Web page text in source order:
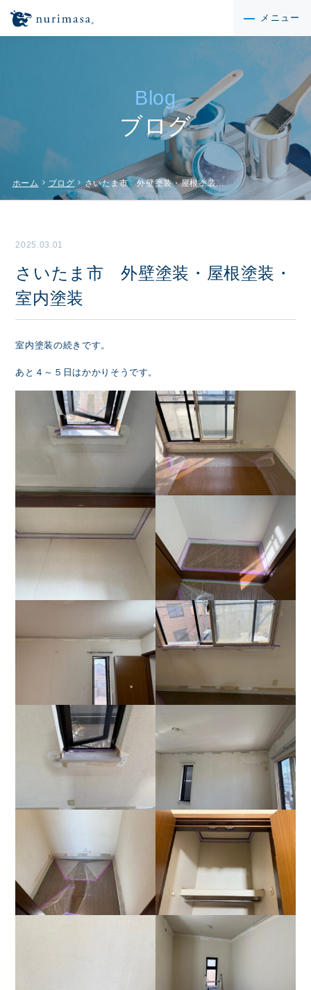
メニュー
Blog
ブログ
ホーム chevron_right ブログ chevron_rightさいたま市 外壁塗装・屋根塗装...
2025.03.01
さいたま市 外壁塗装・屋根塗装・
室内塗装
室内塗装の続きです。
あと４～５日はかかりそうです。